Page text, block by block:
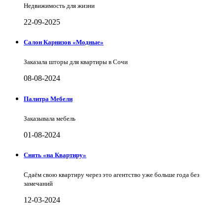
Недвижимость для жизни
22-09-2025
Салон Карнизов «Модные»
Заказала шторы для квартиры в Сочи
08-08-2024
Палитра Мебели
Заказывала мебель
01-08-2024
Снять «на Квартиру»
Сдаём свою квартиру через это агентство уже больше года без
замечаний
12-03-2024